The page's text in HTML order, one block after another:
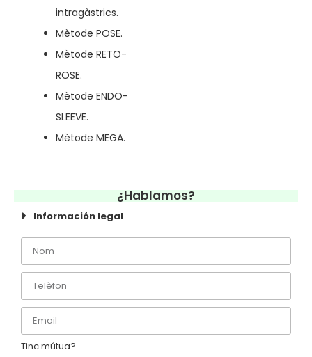
intragàstrics.
Mètode POSE.
Mètode RETO-
ROSE.
Mètode ENDO-
SLEEVE.
Mètode MEGA.
¿Hablamos?
Información legal
Tinc mútua?